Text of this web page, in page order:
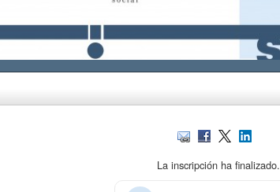
La inscripción ha finalizado.